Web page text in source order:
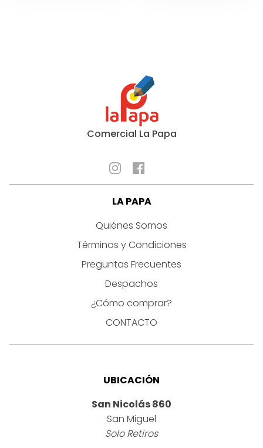
Comercial La Papa
LA PAPA
Quiénes Somos
Términos y Condiciones
Preguntas Frecuentes
Despachos
¿Cómo comprar?
CONTACTO
UBICACIÓN
San Nicolás 860
San Miguel
Solo Retiros